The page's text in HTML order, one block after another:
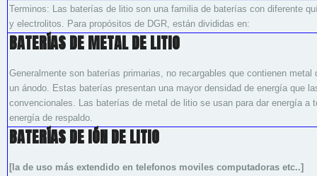
Terminos: Las baterías de litio son una familia de baterías con diferente
y electrolitos. Para propósitos de DGR, están divididas en:
BATERÍAS DE METAL DE LITIO
Generalmente son baterías primarias, no recargables que contienen
un ánodo. Estas baterías presentan una mayor densidad de energía que
convencionales. Las baterías de metal de litio se usan para dar energía a
energía de respaldo.
BATERÍAS DE IÓN DE LITIO
[la de uso más extendido en telefonos moviles computadoras etc..]